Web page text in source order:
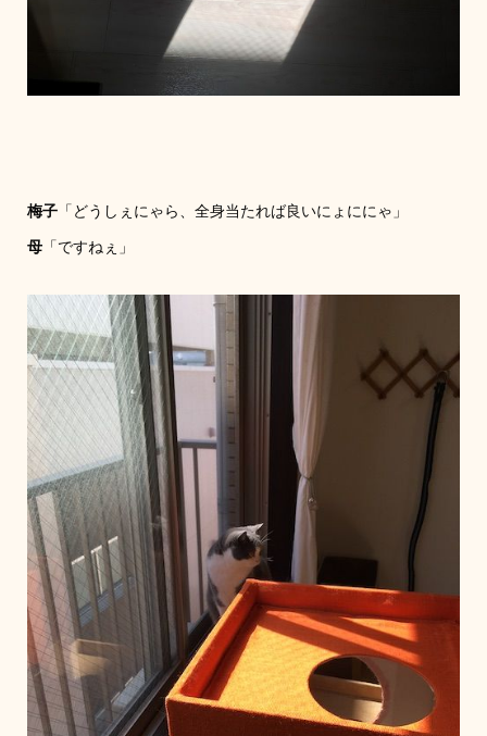
梅子「どうしぇにゃら、全身当たれば良いにょににゃ」
母「ですねぇ」